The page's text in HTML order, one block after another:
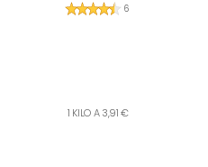
6
1 KILO A 3,91 €